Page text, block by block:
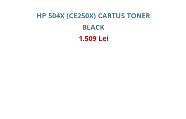
HP 504X (CE250X) CARTUS TONER
BLACK
1.509 Lei